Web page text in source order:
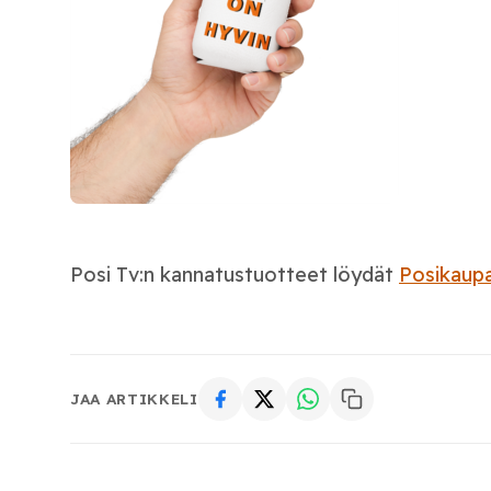
Posi Tv:n kannatustuotteet löydät
JAA ARTIKKELI